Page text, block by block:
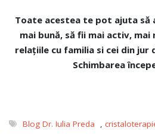
Toate acestea te pot ajuta să
mai bună, să fii mai activ,
relațiile cu familia si cei din jur
Schimbarea
Blog Dr. Iulia Preda ,